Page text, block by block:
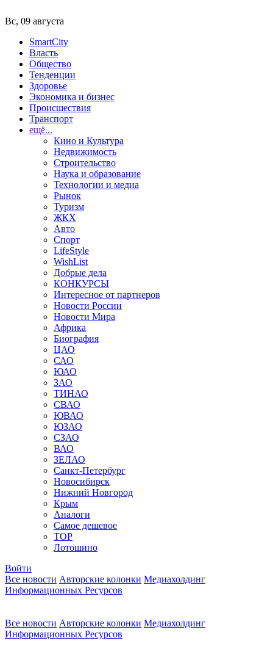
Вс, 09 августа
SmartCity
Власть
Общество
Тенденции
Здоровье
Экономика и бизнес
Происшествия
Транспорт
ещё...
Кино и Культура
Недвижимость
Строительство
Наука и образование
Технологии и медиа
Рынок
Туризм
ЖКХ
Авто
Спорт
LifeStyle
WishList
Добрые дела
КОНКУРСЫ
Интересное от партнеров
Новости России
Новости Мира
Африка
Биография
ЦАО
САО
ЮАО
ЗАО
ТИНАО
СВАО
ЮВАО
ЮЗАО
СЗАО
ВАО
ЗЕЛАО
Санкт-Петербург
Новосибирск
Нижний Новгород
Крым
Аналоги
Самое дешевое
TOP
Лотошино
Войти
Все новости Авторские колонки Медиахолдинг
Информационных Ресурсов
Все новости Авторские колонки Медиахолдинг
Информационных Ресурсов